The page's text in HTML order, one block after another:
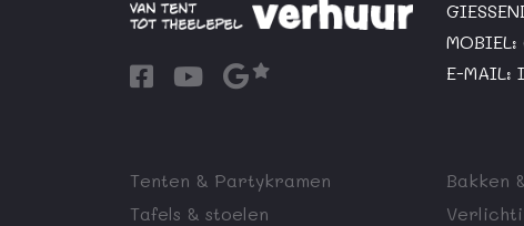
E-MAIL:
Tenten & Partykramen
Tafels & stoelen
Bakken